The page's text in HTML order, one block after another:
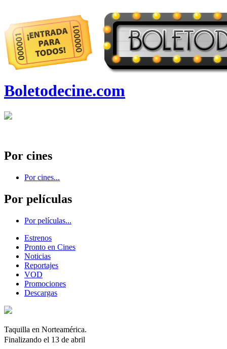
Boletodecine.com
Por cines
Por cines...
Por películas
Por películas...
Estrenos
Pronto en Cines
Noticias
Reportajes
VOD
Promociones
Descargas
Taquilla en Norteamérica.
Finalizando el 13 de abril